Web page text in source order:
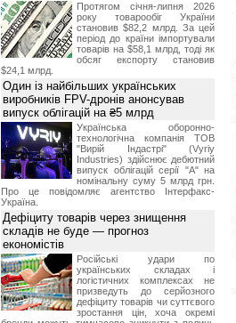
Протягом січня-липня 2026
року товарообіг України
становив $82,2 млрд. За цей
період до країни імпортували
товарів на $58,1 млрд, тоді як
обсяг експорту становив
$24,1 млрд.
Один із найбільших українських
виробників FPV-дронів анонсував
випуск облігацій на ₴5 млрд
Українська оборонно-
технологічна компанія ТОВ
"Вирій Індастрі" (Vyriy
Industries) здійснює дебютний
випуск облігацій серії "А" на
номінальну суму 5 млрд грн.
Про це повідомляє агентство Інтерфакс-
Україна.
Дефіциту товарів через знищення
складів не буде — прогноз
економістів
Російські удари по
українських складах і
логістичних комплексах не
призведуть до серйозного
дефіциту товарів чи суттєвого
зростання цін, хоча окремі